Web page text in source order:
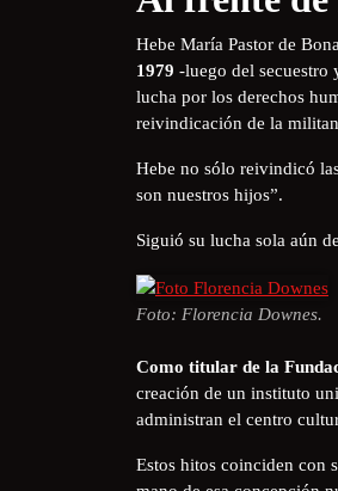
Hebe María Pastor de
1979 -luego del secuestro
lucha por los derechos
reivindicación de la
Hebe no sólo reivindicó
son nuestros hijos”.
Siguió su lucha sola aún
Foto: Florencia Downes.
Como titular de la
creación de un instituto
administran el centro
Estos hitos coinciden con